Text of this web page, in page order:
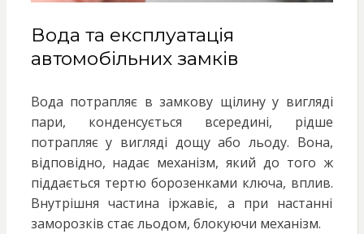
Вода та експлуатація
автомобільних замків
Вода потрапляє в замкову щілину у вигляді
пари, конденсується всередині, рідше
потрапляє у вигляді дощу або льоду. Вона,
відповідно, надає механізм, який до того ж
піддається тертю борозенками ключа, вплив.
Внутрішня частина іржавіє, а при настанні
заморозків стає льодом, блокуючи механізм.